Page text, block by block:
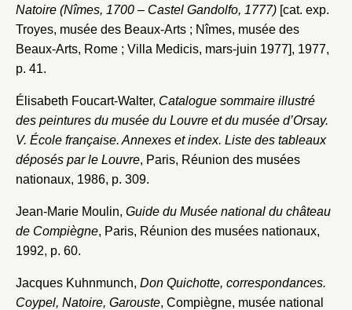
Natoire (Nîmes, 1700 – Castel Gandolfo, 1777) [cat. exp.
Troyes, musée des Beaux-Arts ; Nîmes, musée des
Beaux-Arts, Rome ; Villa Medicis, mars-juin 1977], 1977,
p. 41.
Élisabeth Foucart-Walter, Catalogue sommaire illustré
des peintures du musée du Louvre et du musée d’Orsay.
V. École française. Annexes et index. Liste des tableaux
déposés par le Louvre, Paris, Réunion des musées
nationaux, 1986, p. 309.
Jean-Marie Moulin, Guide du Musée national du château
de Compiègne, Paris, Réunion des musées nationaux,
1992, p. 60.
Jacques Kuhnmunch, Don Quichotte, correspondances.
Coypel, Natoire, Garouste, Compiègne, musée national